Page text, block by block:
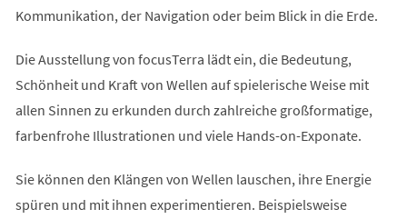
Kommunikation, der Navigation oder beim Blick in die Erde.
Die Ausstellung von focusTerra lädt ein, die Bedeutung,
Schönheit und Kraft von Wellen auf spielerische Weise mit
allen Sinnen zu erkunden durch zahlreiche großformatige,
farbenfrohe Illustrationen und viele Hands-on-Exponate.
Sie können den Klängen von Wellen lauschen, ihre Energie
spüren und mit ihnen experimentieren. Beispielsweise